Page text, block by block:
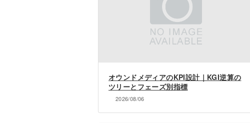
オウンドメディアのKPI設計｜KGI逆算の
ツリーとフェーズ別指標
2026/08/06